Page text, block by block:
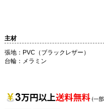
主材
張地：PVC（ブラックレザー）
台輪：メラミン